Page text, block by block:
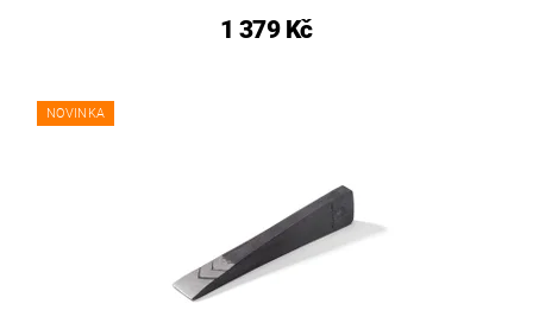
1 379 Kč
NOVINKA